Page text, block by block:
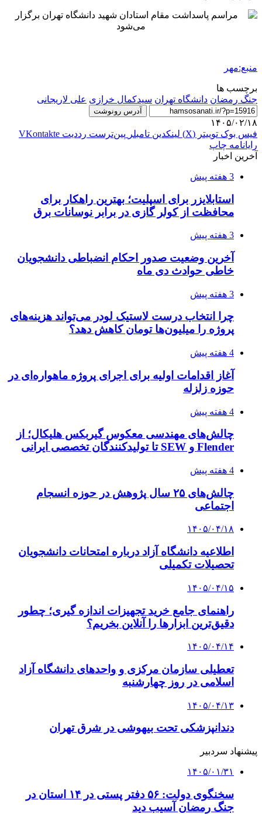
منبع:مهر
برچسب ها
جنگ رمضان دانشگاه تهران سیدکمال خرازی علی لاریجانی
آدرس رونوشت
۱۴۰۵/۰۲/۱۸
فیس بوک توییتر (X) لینکدین ‫تامبلر ‫پین‌ترست ‫رددیت ‫VKontakte
رایانامه چاپ
آخرین اخبار
3 هفته پیش
استابلایزر برای اسپلیت؛ بهترین راهکار برای
محافظت از کولر گازی در برابر نوسانات برق
3 هفته پیش
آخرین وضعیت صدور احکام انضباطی دانشجویان
خاطی حوادث دی ماه
3 هفته پیش
چرا انتخاب درست لاستیک لودر می‌تواند هزینه‌های
پروژه را میلیون‌ها تومان کاهش دهد؟
4 هفته پیش
آغاز اقدامات اولیه برای اجرای پروژه ماهواره‌ای در
حوزه زلزله
4 هفته پیش
چالش‌های مهندسی معکوس گیربکس هلیکال؛ از
Flender و SEW تا تولیدکنندگان تخصصی ایرانی
4 هفته پیش
چالش‌های ۲۵ سال پژوهش در حوزه انسجام
اجتماعی
۱۴۰۵/۰۴/۱۸
اطلاعیه دانشگاه آزاد درباره امتحانات دانشجویان
تحصیلات تکمیلی
۱۴۰۵/۰۴/۱۵
راهنمای جامع خرید تجهیزات اندازه گیری؛ چطور
دقیق‌ترین ابزارها را آنلاین بخریم؟
۱۴۰۵/۰۴/۱۴
تعطیلی سازمان مرکزی و واحدهای دانشگاه آزاد
اسلامی در روز چهارشنبه
۱۴۰۵/۰۴/۱۳
دندانپزشکی تحت بیهوشی در شرق تهران
پیشنهاد سردبیر
۱۴۰۵/۰۱/۳۱
سخنگوی دولت: ۵۶ دفتر پستی در ۱۴ استان در
جنگ رمضان آسیب دید